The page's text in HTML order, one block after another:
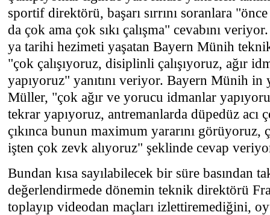
sportif direktörü, başarı sırrını soranlara
da çok ama çok sıkı çalışma" cevabını
ya tarihi hezimeti yaşatan Bayern Münih
"çok çalışıyoruz, disiplinli çalışıyoruz, ağır
yapıyoruz" yanıtını veriyor. Bayern Münih in
Müller, "çok ağır ve yorucu idmanlar
tekrar yapıyoruz, antremanlarda düpedüz acı
çıkınca bunun maximum yararını görüyoruz,
işten çok zevk alıyoruz" şeklinde cevap
Bundan kısa sayılabilecek bir süre basından
değerlendirmede dönemin teknik direktörü
toplayıp videodan maçları izlettiremediğini,